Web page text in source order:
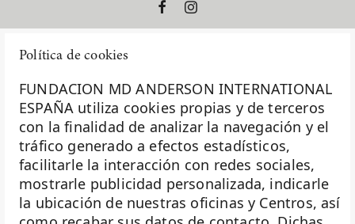
Política de cookies
FUNDACION MD ANDERSON INTERNATIONAL
ESPAÑA utiliza cookies propias y de terceros
con la finalidad de analizar la navegación y el
tráfico generado a efectos estadísticos,
facilitarle la interacción con redes sociales,
mostrarle publicidad personalizada, indicarle
la ubicación de nuestras oficinas y Centros, así
La Fundación MD Anderson España - Hospiten es
miembro de laAsociación Española de Fundaciones
Investigación
Biobanco